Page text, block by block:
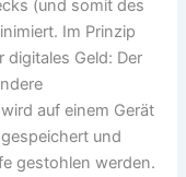
(und somit des
Im Prinzip
digitales Geld: Der
auf einem Gerät
und
gestohlen werden.